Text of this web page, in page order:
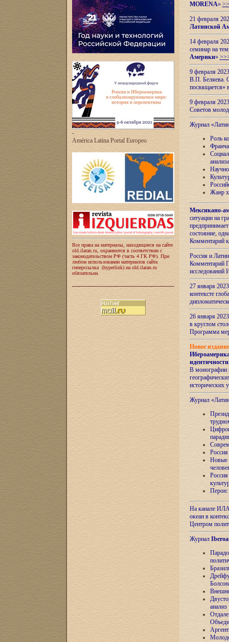
-
América Latina Portal Europeo
Все права на материалы, находящиеся на сайте
old.ilaran.ru, охраняются в соответствии с
законодательством РФ (часть 4 ГК РФ). При
любом использовании материалов сайта
гиперссылка (hyperlink) на old.ilaran.ru
обязательна.
MORENA»
21 февраля
Латинской
14 февраля
семинар на
Америки»
9 февраля
В.П. Беляева.
посвящается»
9 февраля
Советов
Журнал
Роль
анализа
Жанр
Мексикано-
ситуации на
состояние,
Комментарий
Россия и
Комментарий
27 января
контексте
26 января
в круглом
Программа
Новое
идентичности
В монографии
исторических
Журнал
Новые
Перон:
На канале
океан в
Центром
Журнал
анализ